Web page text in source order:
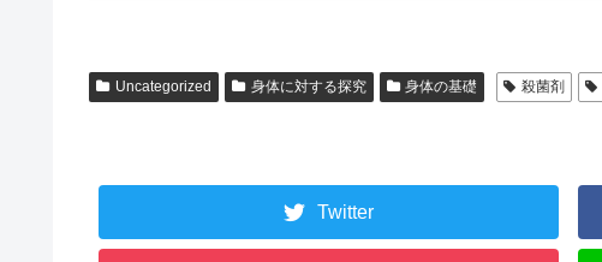
Uncategorized 身体に対する探究 身体の基礎 殺菌剤
Twitter